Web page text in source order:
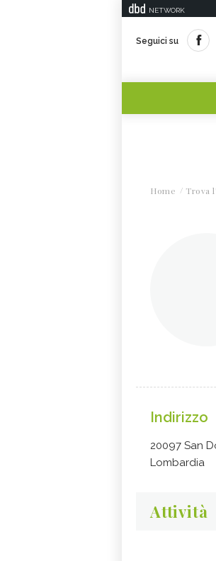
NETWORK
Seguici su
Home Trova
Indirizzo
20097 San
Lombardia
Attività